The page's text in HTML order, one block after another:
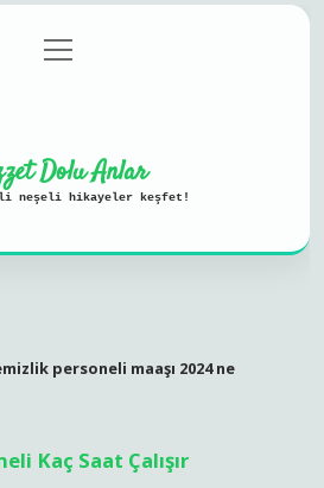
Gizlilik Politikası
menüyü
aç
Dolu Anlar
neşeli hikayeler keşfet!
personeli maaşı 2024 ne
Kaç Saat Çalışır